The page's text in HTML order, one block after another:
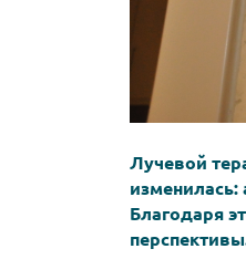
Лучевой
изменилась:
Благодаря